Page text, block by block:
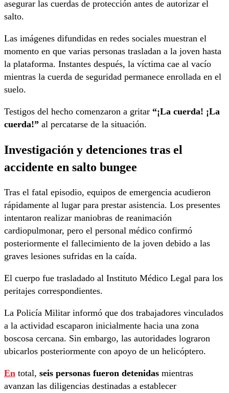
asegurar las cuerdas de protección antes de autorizar el
salto.
Las imágenes difundidas en redes sociales muestran el
momento en que varias personas trasladan a la joven hasta
la plataforma. Instantes después, la víctima cae al vacío
mientras la cuerda de seguridad permanece enrollada en el
suelo.
Testigos del hecho comenzaron a gritar “¡La cuerda! ¡La
cuerda!” al percatarse de la situación.
Investigación y detenciones tras el
accidente en salto bungee
Tras el fatal episodio, equipos de emergencia acudieron
rápidamente al lugar para prestar asistencia. Los presentes
intentaron realizar maniobras de reanimación
cardiopulmonar, pero el personal médico confirmó
posteriormente el fallecimiento de la joven debido a las
graves lesiones sufridas en la caída.
El cuerpo fue trasladado al Instituto Médico Legal para los
peritajes correspondientes.
La Policía Militar informó que dos trabajadores vinculados
a la actividad escaparon inicialmente hacia una zona
boscosa cercana. Sin embargo, las autoridades lograron
ubicarlos posteriormente con apoyo de un helicóptero.
En total, seis personas fueron detenidas mientras
avanzan las diligencias destinadas a establecer